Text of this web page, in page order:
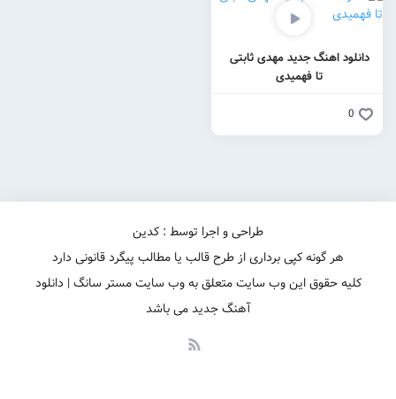
دانلود اهنگ جدید مهدی ثابتی
تا فهمیدی
0
طراحی و اجرا توسط : کدین
هر گونه کپی برداری از طرح قالب یا مطالب پیگرد قانونی دارد
کلیه حقوق این وب سایت متعلق به وب سایت مستر سانگ | دانلود
آهنگ جدید می باشد